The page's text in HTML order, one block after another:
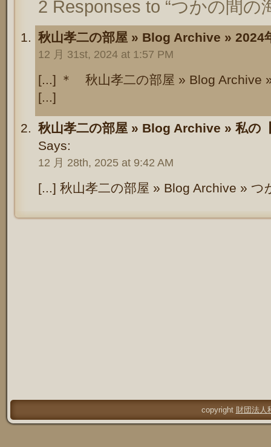
2 Responses to “つかの間の
秋山孝二の部屋 » Blog Archive » 2024
12 月 31st, 2024 at 1:57 PM
[...] ＊ 秋山孝二の部屋 » Blog Archive
[...]
秋山孝二の部屋 » Blog Archive » 私の
Says:
12 月 28th, 2025 at 9:42 AM
[...] 秋山孝二の部屋 » Blog Archive »
copyright 財団法人